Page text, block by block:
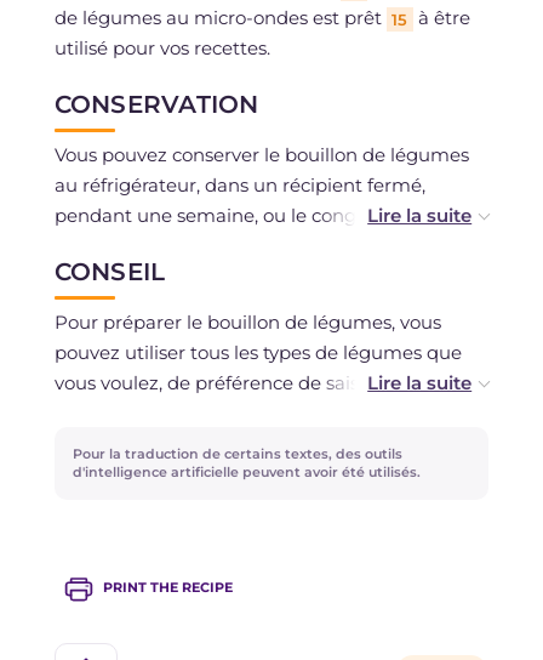
de légumes au micro-ondes est prêt 15 à être
utilisé pour vos recettes.
CONSERVATION
Vous pouvez conserver le bouillon de légumes
au réfrigérateur, dans un récipient fermé,
pendant une semaine, ou le congeler dans des
quantité nécessaire au moment voulu.
CONSEIL
Pour préparer le bouillon de légumes, vous
pouvez utiliser tous les types de légumes que
vous voulez, de préférence de saison, en
oignon, céleri et carotte. Les légumes filtrés
peuvent être recyclés par exemple en les
Pour la traduction de certains textes, des outils
d'intelligence artificielle peuvent avoir été utilisés.
PRINT THE RECIPE